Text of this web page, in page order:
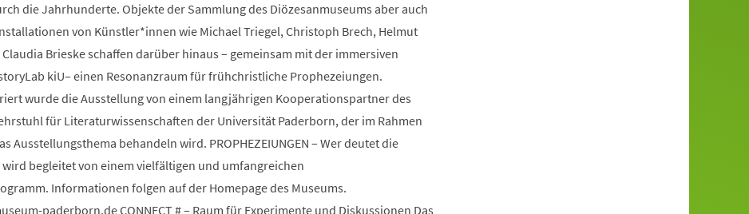
die Jahrhunderte. Objekte der Sammlung des Diözesanmuseums aber auch
von Künstler*innen wie Michael Triegel, Christoph Brech, Helmut
Brieske schaffen darüber hinaus – gemeinsam mit der immersiven
kiU– einen Resonanzraum für frühchristliche Prophezeiungen.
wurde die Ausstellung von einem langjährigen Kooperationspartner des
für Literaturwissenschaften der Universität Paderborn, der im Rahmen
Ausstellungsthema behandeln wird. PROPHEZEIUNGEN – Wer deutet die
wird begleitet von einem vielfältigen und umfangreichen
Informationen folgen auf der Homepage des Museums.
paderborn.de CONNECT # – Raum für Experimente und Diskussionen Das